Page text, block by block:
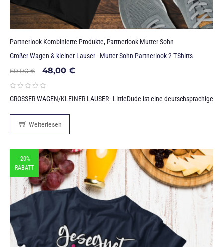
Partnerlook Kombinierte Produkte, Partnerlook Mutter-Sohn
Großer Wagen & kleiner Lauser - Mutter-Sohn-Partnerlook 2 T-Shirts
60,00€ 48,00 €
GROSSER WAGEN/KLEINER LAUSER - LittleDude ist eine deutschsprachige
Weiterlesen
-20%
RABATT